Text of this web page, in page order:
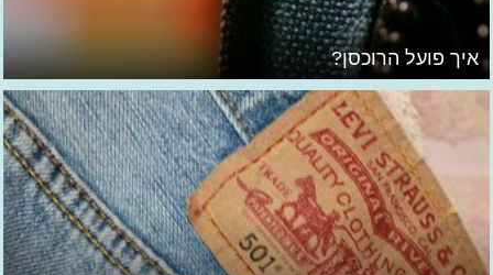
איך פועל הרוכסן?